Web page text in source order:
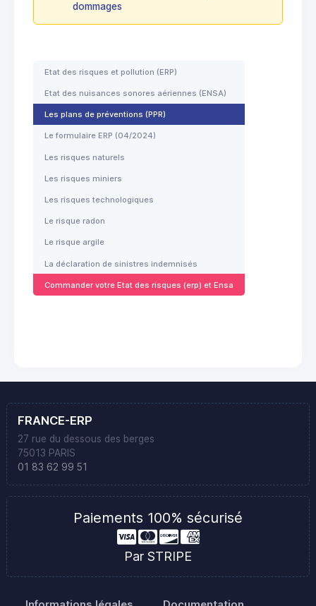
dommages
Etat des risques et pollution (ERP)
Etat des nuisances sonores aériennes (ENSA)
Les plans de préventions (PPR)
Le formulaire ERP (04/2024)
Les risques naturels
Les risques miniers
Les risques technologiques
Le risque radon
Le risque argile
La déclaration de sinistres indemnisés
Commander votre Etat des risques (erp) et Ensa
FRANCE-ERP
27 rue du dessous des berges
75013 PARIS
01 83 62 99 51
Paiements 100% sécurisé
Par STRIPE